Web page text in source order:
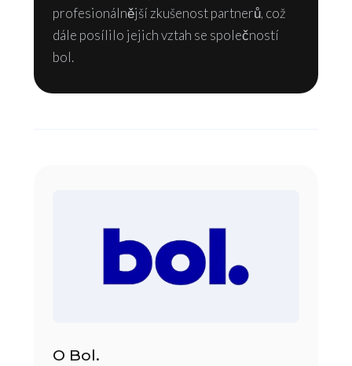
profesionálnější zkušenost partnerů, což
dále posílilo jejich vztah se společností
bol.
O Bol.